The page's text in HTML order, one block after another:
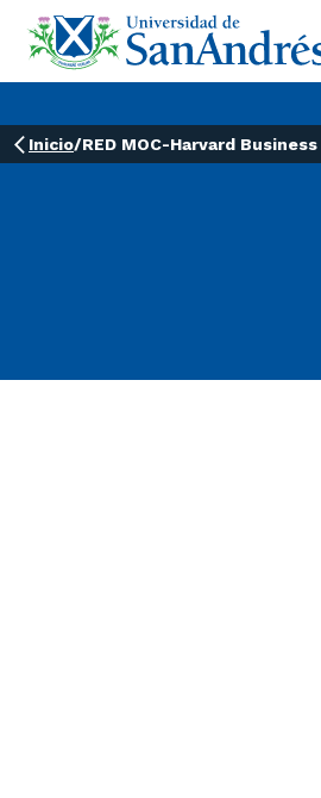
Inicio/RED MOC-Harvard